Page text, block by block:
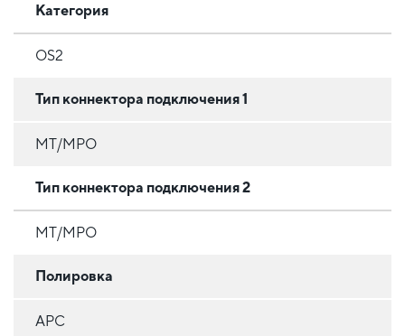
Категория
OS2
Тип коннектора подключения 1
MT/MPO
Тип коннектора подключения 2
MT/MPO
Полировка
APC